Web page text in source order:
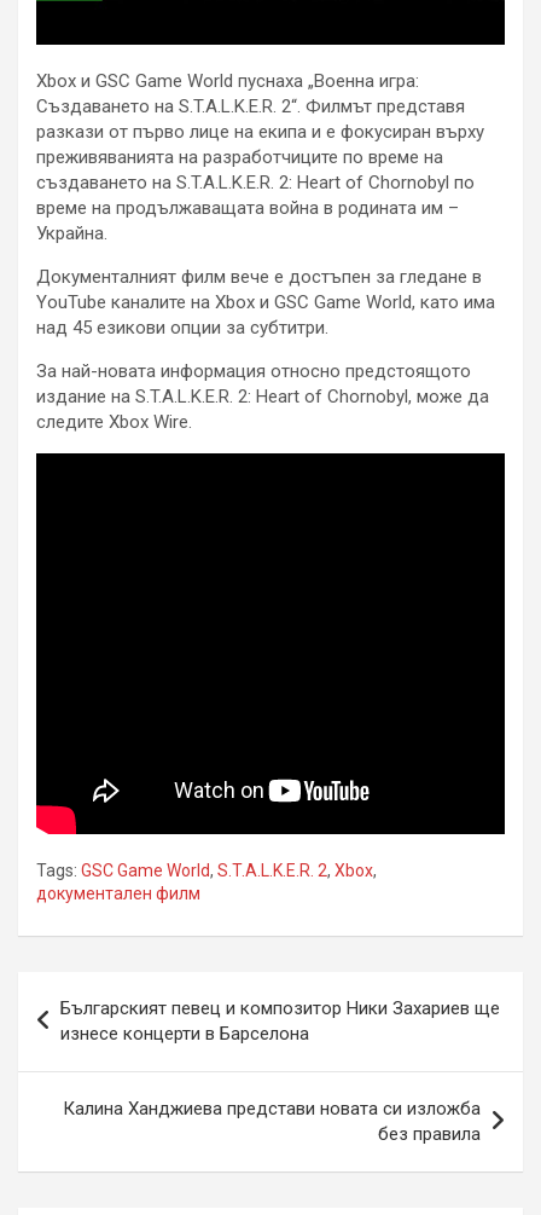
Xbox и GSC Game World пуснаха „Военна игра:
Създаването на S.T.A.L.K.E.R. 2“. Филмът представя
разкази от първо лице на екипа и е фокусиран върху
преживяванията на разработчиците по време на
създаването на S.T.A.L.K.E.R. 2: Heart of Chornobyl по
време на продължаващата война в родината им –
Украйна.
Документалният филм вече е достъпен за гледане в
YouTube каналите на Xbox и GSC Game World, като има
над 45 езикови опции за субтитри.
За най-новата информация относно предстоящото
издание на S.T.A.L.K.E.R. 2: Heart of Chornobyl, може да
следите Xbox Wire.
Tags: GSC Game World, S.T.A.L.K.E.R. 2, Xbox,
документален филм
Българският певец и композитор Ники Захариев ще
изнесе концерти в Барселона
Калина Ханджиева представи новата си изложба
без правила